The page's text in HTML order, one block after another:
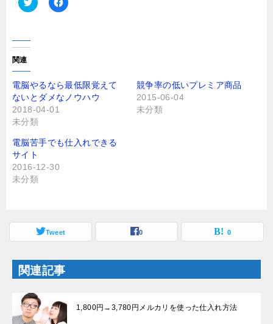
ク
し
て
T
i
t
t
e
r
で
共
(
新
し
い
ウ
ィ
ン
き
す
F
共
有
す
る
に
リ
ッ
し
て
し
い
ウ
ン
ド
ウ
で
ま
す
)
関連
電脳やるなら最低限覚えて
ないとダメなノウハウ
2018-04-01
未分類
競争率の低いプレミア商品
2015-06-04
未分類
電脳苦手でも仕入れできる
サイト
2016-12-30
未分類
Tweet 0 0
関連記事
1,800円→3,780円メルカリを使った仕入れ方法